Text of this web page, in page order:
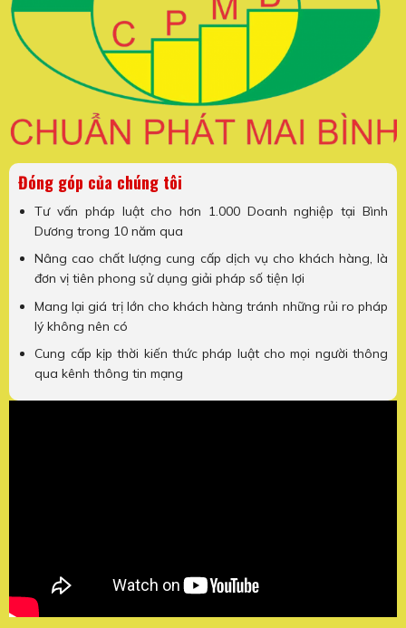
Đóng góp của chúng tôi
Tư vấn pháp luật cho hơn 1.000 Doanh nghiệp tại Bình
Dương trong 10 năm qua
Nâng cao chất lượng cung cấp dịch vụ cho khách hàng, là
đơn vị tiên phong sử dụng giải pháp số tiện lợi
Mang lại giá trị lớn cho khách hàng tránh những rủi ro pháp
lý không nên có
Cung cấp kịp thời kiến thức pháp luật cho mọi người thông
qua kênh thông tin mạng